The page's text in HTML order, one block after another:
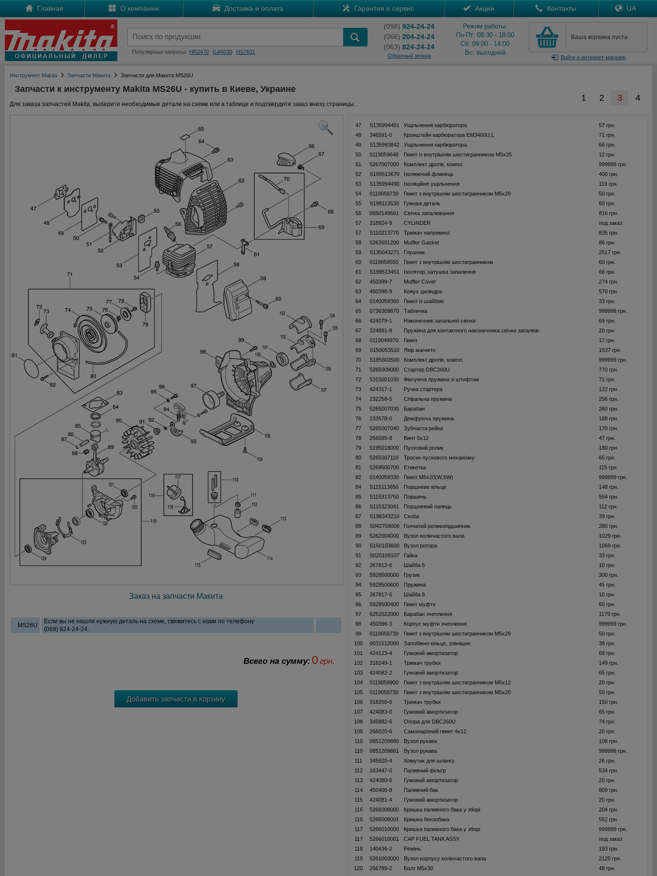
Главная О компании Доставка и оплата Гарантия и сервис Акции Контакты UA
Популярные запросы: HR2470 GA5030 HS7601
(098) 924-24-24
(066) 204-24-24
(063) 824-24-24
Обратный звонок
Режим работы:
Пн-Пт: 08:30 - 18:00
Сб: 09:00 - 14:00
Вс: выходной
Ваша корзина пуста
Войтив интернет-магазин
Инструмент Makita Запчасти Макита Запчасти для Макита MS26U
Запчасти к инструменту Makita MS26U - купить в Киеве, Украине
Для заказа запчастей Makita, выберите необходимые детали на схеме или в таблице и подтвердите заказ внизу страницы.
1 2 3 4
Заказ на запчасти Макита
MS26U
Если вы не нашли нужную деталь на схеме, свяжитесь с нами по телефону
(068) 824-24-24.
Всего на сумму: 0 грн.
47 S135994451 Ущільнення карбюратора
57 грн.
48
346591-0 Кронштейн карбюратора EM3400U,L
71 грн.
49
S135993842 Ущільнення карбюратора
66 грн.
50
0119059640 Гвинт із внутрішнім шестигранником M5x25
12 грн.
51
5267007000 Комплект дротів, компл.
999999 грн.
52
S199513670 Ізолюючий фланець
400 грн.
53
S135994490 Ізоляційне ущільнення
119 грн.
54
0119059730 Гвинт з внутрішнім шестигранником M5x20
50 грн.
55
S198113530 Гумова деталь
60 грн.
56
0650149661 Свічка запалювання
816 грн.
57
318924-9 CYLINDER
под заказ
57
S110213770 Тримач напрямної
835 грн.
58
5263501200 Muffler Gasket
86 грн.
59
S135043271 Глушник
2517 грн.
60
0119059550 Гвинт з внутрішнім шестигранником
60 грн.
61
S199513451 Ізолятор, катушка запалення
66 грн.
62
450399-7 Muffler Cover
274 грн.
63
450398-9 Кожух циліндра
570 грн.
64
0140059360 Гвинт із шайбою
33 грн.
65
0736309870 Табличка
999999 грн.
66
424079-1 Наконечник запальної свічки
69 грн.
67
324891-8 Пружина для контактного наконечника свічки запалюв
20 грн.
68
0119049970 Гвинт
17 грн.
69
S150053510 Якір магнето
1537 грн.
70
S185603500 Комплект дротів, компл.
999999 грн.
71
5265009000 Стартер DBC260U
770 грн.
72
5315001030 Фіксуюча пружина зі штифтом
71 грн.
73
424317-1 Ручка стартера
122 грн.
74
232258-5 Спіральна пружина
256 грн.
75
5265007030 Барабан
260 грн.
76
233578-0 Демфуюча пружина
188 грн.
77
5265007040 Зубчаста рейка
170 грн.
78
266585-8 Винт 5х12
47 грн.
79
5195018000 Пусковий ролик
180 грн.
80
5265007110 Тросик пускового механізму
65 грн.
81
5269500700 Етикетка
115 грн.
82
0140059330 Гвинт M5x20(W,SW)
999999 грн.
84
S115113650 Поршневе кільце
148 грн.
85
S115313750 Поршень
554 грн.
86
S115323041 Поршневий палець
112 грн.
87
S198343210 Скоба
39 грн.
88
S042709008 Голчатий роликопідшипник
280 грн.
89
5262004000 Вузол колінчастого вала
1029 грн.
90
S150103600 Вузол ротора
1069 грн.
91
S020109107 Гайка
33 грн.
92
267812-6 Шайба 6
10 грн.
93
5928500000 Грузик
300 грн.
94
5928500600 Пружина
45 грн.
95
267817-6 Шайба 8
10 грн.
96
5928500400 Гвинт муфти
60 грн.
97
6252022000 Барабан зчеплення
1179 грн.
98
450396-3 Корпус муфти зчеплення
999999 грн.
99
0119059730 Гвинт з внутрішнім шестигранником M5x20
50 грн.
100
0031512000 Запобіжне кільце, зовнішнє
38 грн.
101
424123-4 Гумовий амортизатор
69 грн.
102
318249-1 Тримач трубки
149 грн.
103
424082-2 Гумовий амортизатор
65 грн.
104
0119059900 Гвинт з внутрішнім шестигранником M5x12
20 грн.
105
0119059730 Гвинт з внутрішнім шестигранником M5x20
50 грн.
106
318250-6 Тримач трубки
150 грн.
107
424083-0 Гумовий амортизатор
65 грн.
108
345882-6 Опора для DBC260U
74 грн.
109
266020-6 Самонарізний гвинт 4x12
20 грн.
110
0851209880 Вузол рукава
108 грн.
110
0851209881 Вузол рукава
999999 грн.
111
345920-4 Хомутик для шлангу
26 грн.
112
163447-0 Паливний фільтр
534 грн.
113
424080-6 Гумовий амортизатор
20 грн.
114
450400-8 Паливний бак
809 грн.
115
424081-4 Гумовий амортизатор
20 грн.
116
5266008000 Кришка паливного бака у зборі
204 грн.
116
5266008001 Кришка бензобака
552 грн.
117
5266010000 Кришка паливного бака у зборі
999999 грн.
117
5266010001 CAP FUEL TANK ASSY
под заказ
118
140436-2 Ремінь
193 грн.
119
5261003000 Вузол корпусу колінчастого вала
2125 грн.
120
266789-2 Болт М5х30
48 грн.